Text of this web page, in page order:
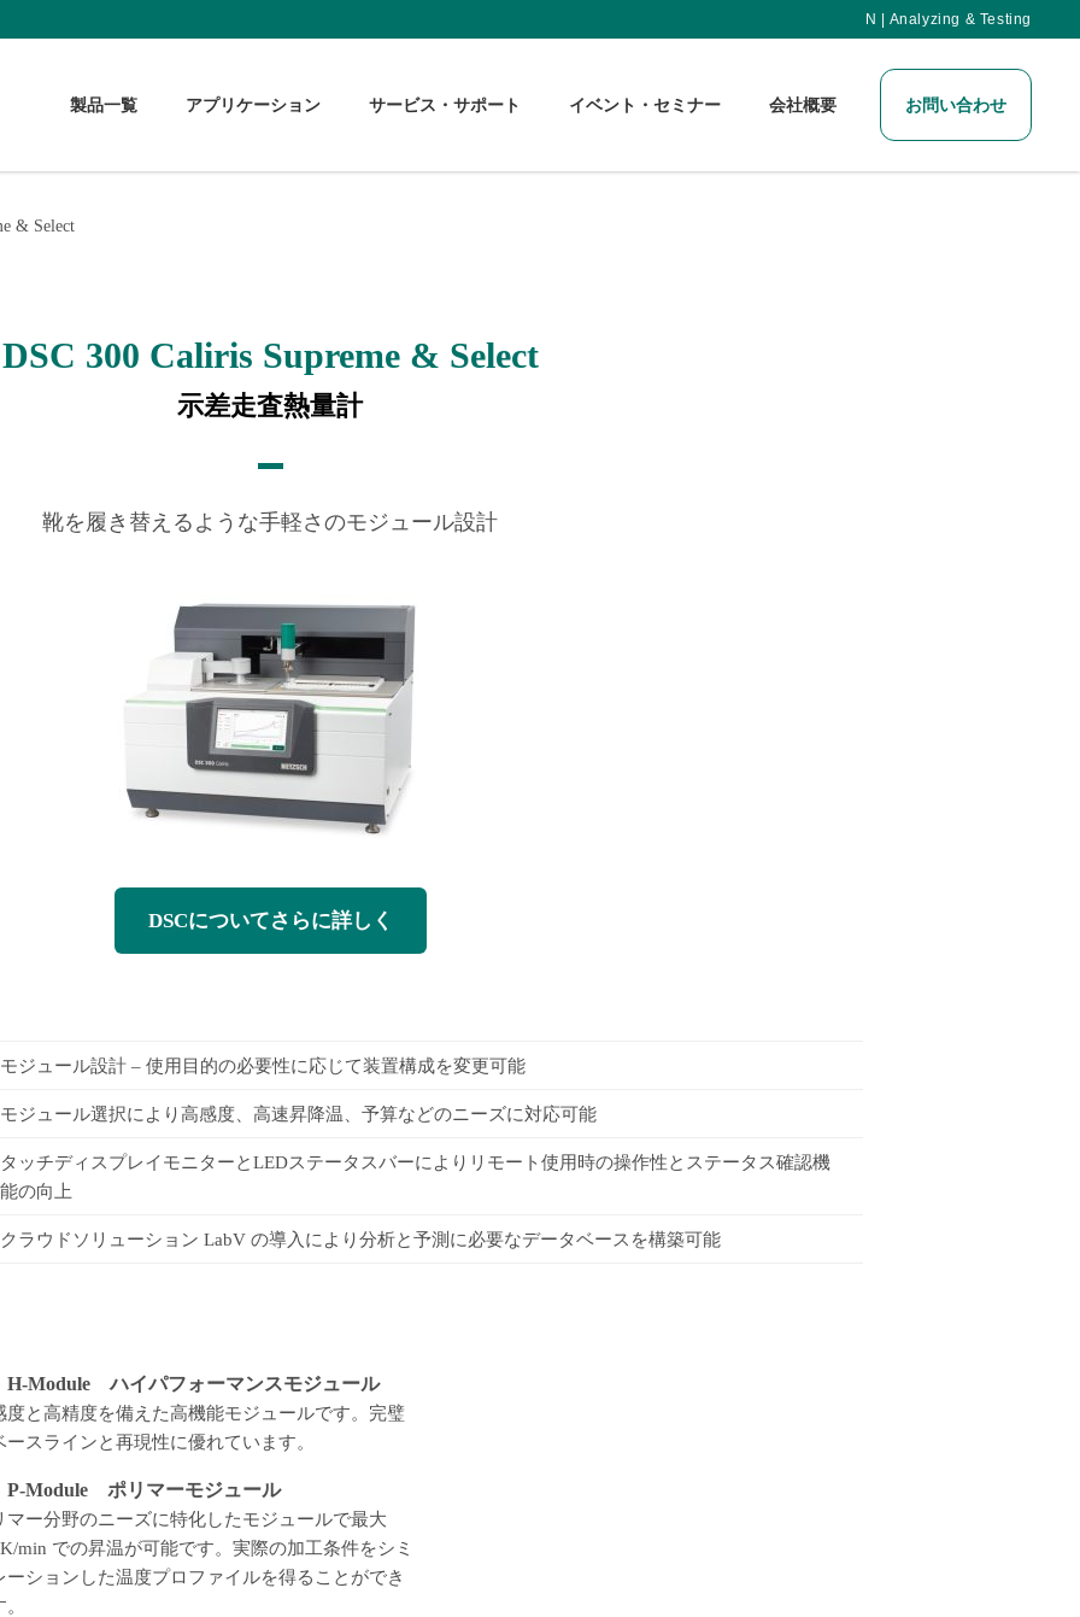
N | Analyzing & Testing
製品一覧 アプリケーション サービス・サポート イベント・セミナー 会社概要 お問い合わせ
& Select
DSC 300 Caliris Supreme & Select
示差走査熱量計
靴を履き替えるような手軽さのモジュール設計
DSCについてさらに詳しく
モジュール設計 – 使用目的の必要性に応じて装置構成を変更可能
モジュール選択により高感度、高速昇降温、予算などのニーズに対応可能
タッチディスプレイモニターとLEDステータスバーによりリモート使用時の操作性とステータス確認機
能の向上
クラウドソリューション LabV の導入により分析と予測に必要なデータベースを構築可能
H-Module ハイパフォーマンスモジュール
度と高精度を備えた高機能モジュールです。完璧
ースラインと再現性に優れています。
P-Module ポリマーモジュール
マー分野のニーズに特化したモジュールで最大
min での昇温が可能です。実際の加工条件をシミ
ーションした温度プロファイルを得ることができ